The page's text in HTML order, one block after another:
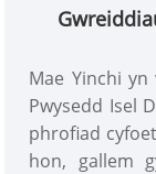
Mae Yinchi
Pwysedd Isel
phrofiad
hon, gallem